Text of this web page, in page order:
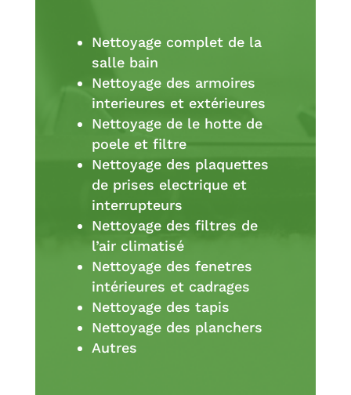
Nettoyage complet de la
salle bain
Nettoyage des armoires
interieures et extérieures
Nettoyage de le hotte de
poele et filtre
Nettoyage des plaquettes
de prises electrique et
interrupteurs
Nettoyage des filtres de
l’air climatisé
Nettoyage des fenetres
intérieures et cadrages
Nettoyage des tapis
Nettoyage des planchers
Autres